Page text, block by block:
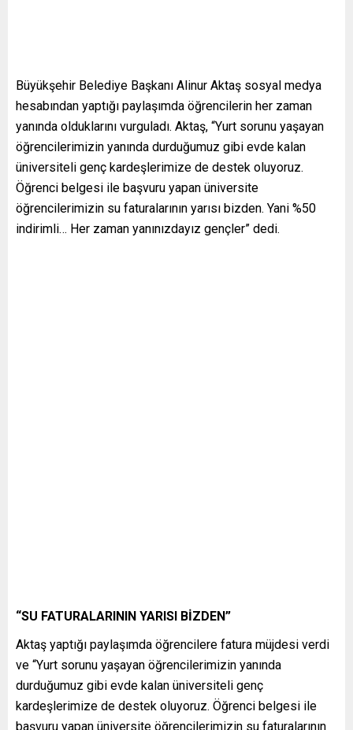
Büyükşehir Belediye Başkanı Alinur Aktaş sosyal medya
hesabından yaptığı paylaşımda öğrencilerin her zaman
yanında olduklarını vurguladı. Aktaş, “Yurt sorunu yaşayan
öğrencilerimizin yanında durduğumuz gibi evde kalan
üniversiteli genç kardeşlerimize de destek oluyoruz.
Öğrenci belgesi ile başvuru yapan üniversite
öğrencilerimizin su faturalarının yarısı bizden. Yani %50
indirimli… Her zaman yanınızdayız gençler” dedi.
“SU FATURALARININ YARISI BİZDEN”
Aktaş yaptığı paylaşımda öğrencilere fatura müjdesi verdi
ve “Yurt sorunu yaşayan öğrencilerimizin yanında
durduğumuz gibi evde kalan üniversiteli genç
kardeşlerimize de destek oluyoruz. Öğrenci belgesi ile
başvuru yapan üniversite öğrencilerimizin su faturalarının